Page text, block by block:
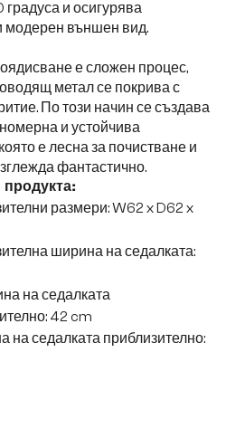
и осигурява
модерен външен вид.
е сложен процес,
метал се покрива с
По този начин се създава
и устойчива
е лесна за почистване и
фантастично.
размери: W62 x D62 x
ширина на седалката:
на седалката
42 cm
на седалката приблизително: